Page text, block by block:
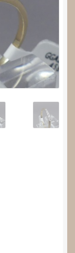
Submenu
uitvouwen